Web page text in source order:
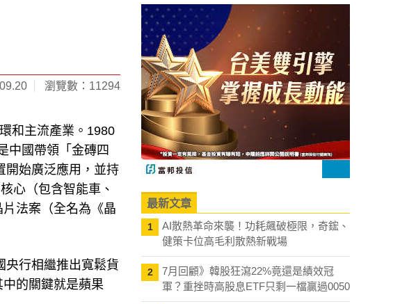
瀏覽數：11294
和主流產業。1980
中國帶領「金磚四
開始廣泛應用，並持
心（包含智能車、
法案（全名為《晶
央行相繼推出寬鬆貨
的關鍵就是蘋果
最新文章
1
AI散熱革命來襲！功耗飆破極限，奇鋐、
健策卡位高毛利散熱新戰場
2
7月回顧》韓股狂瀉22%竟還是績效冠
軍？重挫時高股息ETF只剩一檔贏過0050